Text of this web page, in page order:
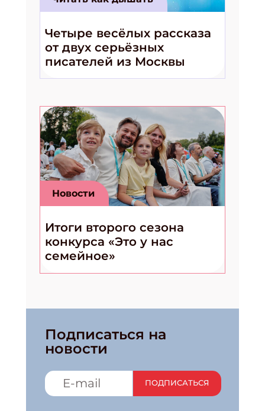
Четыре весёлых рассказа
от двух серьёзных
писателей из Москвы
Новости
Итоги второго сезона
конкурса «Это у нас
семейное»
Подписаться на
новости
ПОДПИСАТЬСЯ
Укажите имя
Укажите Ваш Email
ПОДПИСАТЬСЯ